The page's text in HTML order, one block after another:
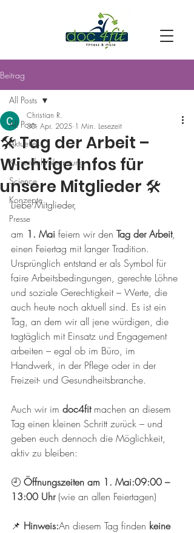
Beitrag
All Posts
Aktuelles
Kursentfall/Vertretung
Science
Konzepte
Presse
All Posts
🛠️ Tag der Arbeit –
Wichtige Infos für
unsere Mitglieder 🛠️
Christian R.
30. Apr. 2025 1 Min. Lesezeit
Liebe Mitglieder,
am 1. Mai feiern wir den Tag der Arbeit,
einen Feiertag mit langer Tradition.
Ursprünglich entstand er als Symbol für
faire Arbeitsbedingungen, gerechte Löhne
und soziale Gerechtigkeit – Werte, die
auch heute noch aktuell sind. Es ist ein
Tag, an dem wir all jene würdigen, die
tagtäglich mit Einsatz und Engagement
arbeiten – egal ob im Büro, im
Handwerk, in der Pflege oder in der
Freizeit- und Gesundheitsbranche.
Auch wir im doc4fit machen an diesem
Tag einen kleinen Schritt zurück – und
geben euch dennoch die Möglichkeit,
aktiv zu bleiben:
🕘 Öffnungszeiten am 1. Mai:09:00 –
13:00 Uhr (wie an allen Feiertagen)
📌 Hinweis:An diesem Tag finden keine